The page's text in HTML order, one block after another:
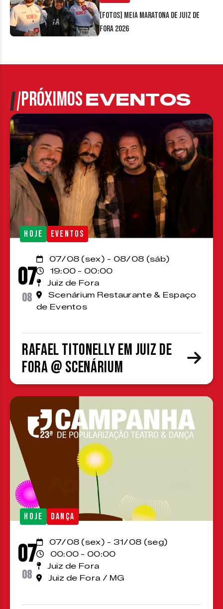
[FOTOS] Meia Maratona de Juiz de
Fora 2026
PRÓXIMOSEVENTOS
HOJE EVENTOS
07
08
07/08 (sex) - 08/08 (sáb)
19:00 - 00:00
Juiz de Fora
Scenárium Restaurante & Espaço
de Eventos
Rafael Titonelly em Juiz de
Fora @ Scenárium
HOJE DANÇA
07
08
07/08 (sex) - 31/08 (seg)
00:00 - 00:00
Juiz de Fora
Juiz de Fora / MG